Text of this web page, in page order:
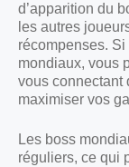
d’apparition du
les autres
récompenses.
mondiaux, vous
vous connectant
maximiser vos
Les boss
réguliers, ce qui